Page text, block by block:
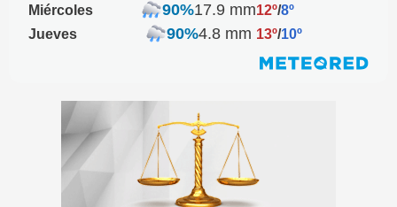
Miércoles
90%17.9 mm12º/8º
Jueves
90%4.8 mm 13º/10º